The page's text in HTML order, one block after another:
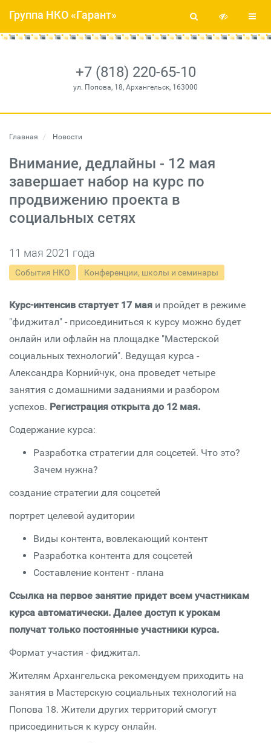
+7 (818) 220-65-10
ул. Попова, 18, Архангельск, 163000
Группа НКО «Гарант»
Главная Новости
Внимание, дедлайны - 12 мая
завершает набор на курс по
продвижению проекта в
социальных сетях
11 мая 2021 года
События НКО Конференции, школы и семинары
Курс-интенсив стартует 17 мая и пройдет в режиме
"фиджитал" - присоединиться к курсу можно будет
онлайн или офлайн на площадке "Мастерской
социальных технологий". Ведущая курса -
Александра Корнийчук, она проведет четыре
занятия с домашними заданиями и разбором
успехов. Регистрация открыта до 12 мая.
Содержание курса:
Разработка стратегии для соцсетей. Что это?
Зачем нужна?
создание стратегии для соцсетей
портрет целевой аудитории
Виды контента, вовлекающий контент
Разработка контента для соцсетей
Составление контент - плана
Ссылка на первое занятие придет всем участникам
курса автоматически. Далее доступ к урокам
получат только постоянные участники курса.
Формат участия - фиджитал.
Жителям Архангельска рекомендуем приходить на
занятия в Мастерскую социальных технологий на
Попова 18. Жители других территорий смогут
присоединиться к курсу онлайн.